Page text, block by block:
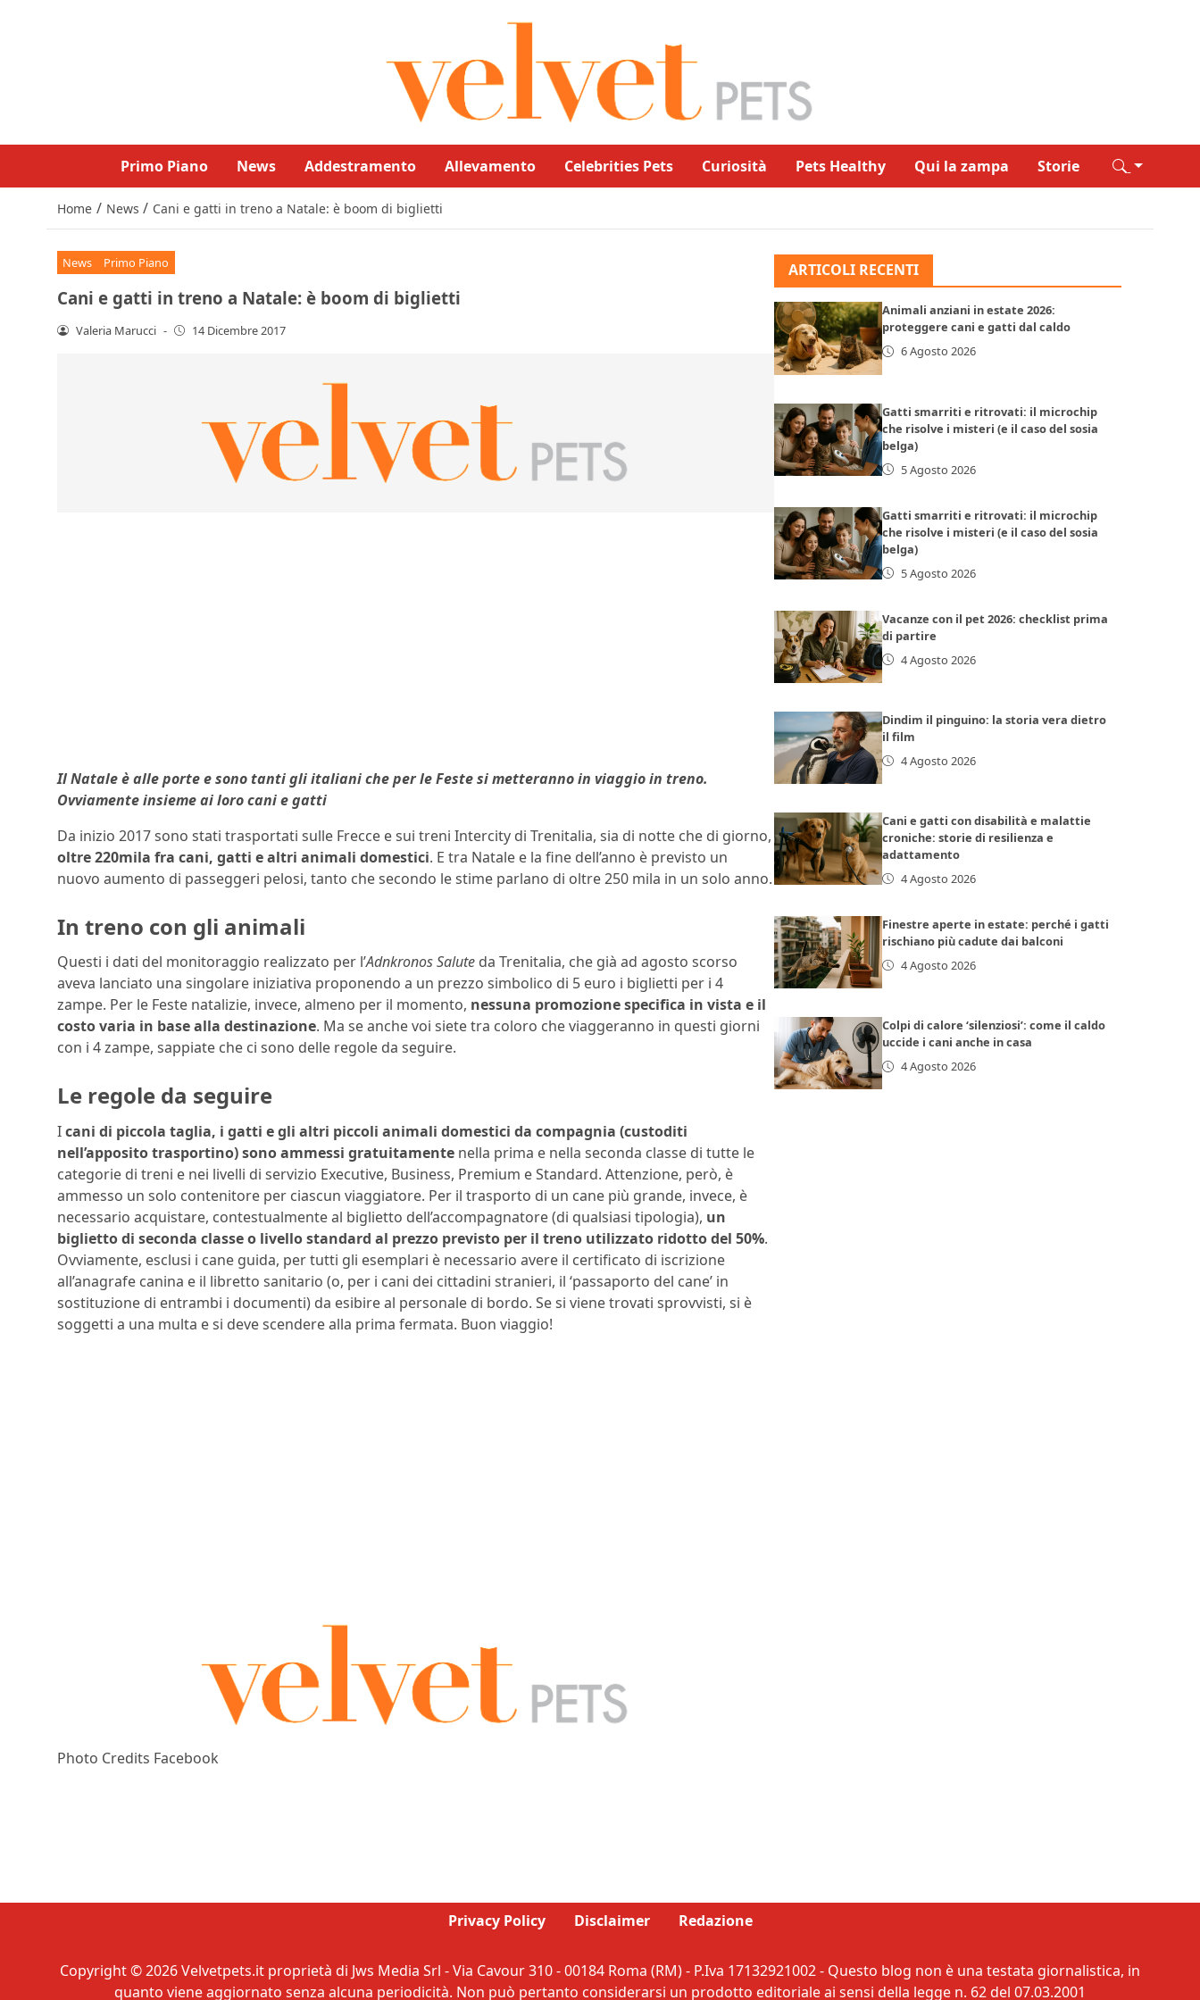
Primo Piano News Addestramento Allevamento Celebrities Pets Curiosità Pets Healthy Qui la zampa Storie
Home / News / Cani e gatti in treno a Natale: è boom di biglietti
News Primo Piano
Cani e gatti in treno a Natale: è boom di biglietti
Valeria Marucci - 14 Dicembre 2017
Il Natale è alle porte e sono tanti gli italiani che per le Feste si metteranno in viaggio in treno.
Ovviamente insieme ai loro cani e gatti
Da inizio 2017 sono stati trasportati sulle Frecce e sui treni Intercity di Trenitalia, sia di notte che di giorno,
oltre 220mila fra cani, gatti e altri animali domestici. E tra Natale e la fine dell’anno è previsto un
nuovo aumento di passeggeri pelosi, tanto che secondo le stime parlano di oltre 250 mila in un solo anno.
In treno con gli animali
Questi i dati del monitoraggio realizzato per l’Adnkronos Salute da Trenitalia, che già ad agosto scorso
aveva lanciato una singolare iniziativa proponendo a un prezzo simbolico di 5 euro i biglietti per i 4
zampe. Per le Feste natalizie, invece, almeno per il momento, nessuna promozione specifica in vista e il
costo varia in base alla destinazione. Ma se anche voi siete tra coloro che viaggeranno in questi giorni
con i 4 zampe, sappiate che ci sono delle regole da seguire.
Le regole da seguire
Icani di piccola taglia, i gatti e gli altri piccoli animali domestici da compagnia (custoditi
nell’apposito trasportino) sono ammessi gratuitamente nella prima e nella seconda classe di tutte le
categorie di treni e nei livelli di servizio Executive, Business, Premium e Standard. Attenzione, però, è
ammesso un solo contenitore per ciascun viaggiatore. Per il trasporto di un cane più grande, invece, è
necessario acquistare, contestualmente al biglietto dell’accompagnatore (di qualsiasi tipologia), un
biglietto di seconda classe o livello standard al prezzo previsto per il treno utilizzato ridotto del 50%.
Ovviamente, esclusi i cane guida, per tutti gli esemplari è necessario avere il certificato di iscrizione
all’anagrafe canina e il libretto sanitario (o, per i cani dei cittadini stranieri, il ‘passaporto del cane’ in
sostituzione di entrambi i documenti) da esibire al personale di bordo. Se si viene trovati sprovvisti, si è
soggetti a una multa e si deve scendere alla prima fermata. Buon viaggio!
Photo Credits Facebook
ARTICOLI RECENTI
Animali anziani in estate 2026:
proteggere cani e gatti dal caldo
6 Agosto 2026
Gatti smarriti e ritrovati: il microchip
che risolve i misteri (e il caso del sosia
belga)
5 Agosto 2026
Gatti smarriti e ritrovati: il microchip
che risolve i misteri (e il caso del sosia
belga)
5 Agosto 2026
Vacanze con il pet 2026: checklist prima
di partire
4 Agosto 2026
Dindim il pinguino: la storia vera dietro
il film
4 Agosto 2026
Cani e gatti con disabilità e malattie
croniche: storie di resilienza e
adattamento
4 Agosto 2026
Finestre aperte in estate: perché i gatti
rischiano più cadute dai balconi
4 Agosto 2026
Colpi di calore ‘silenziosi’: come il caldo
uccide i cani anche in casa
4 Agosto 2026
Privacy Policy Disclaimer Redazione
Copyright © 2026 Velvetpets.it proprietà di Jws Media Srl - Via Cavour 310 - 00184 Roma (RM) - P.Iva 17132921002 - Questo blog non è una testata giornalistica, in
quanto viene aggiornato senza alcuna periodicità. Non può pertanto considerarsi un prodotto editoriale ai sensi della legge n. 62 del 07.03.2001